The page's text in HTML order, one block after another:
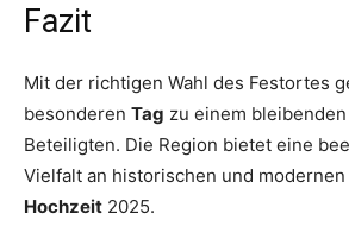
Fazit
Mit der richtigen Wahl des Festortes
besonderen Tag zu einem
Beteiligten. Die Region bietet eine
Vielfalt an historischen und modernen
Hochzeit 2025.